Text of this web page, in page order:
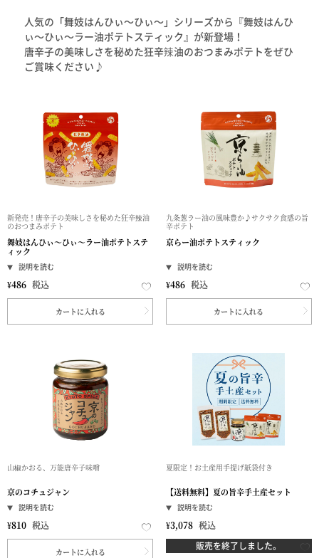
人気の「舞妓はんひぃ～ひぃ～」シリーズから『舞妓はんひ
ぃ～ひぃ～ラー油ポテトスティック』が新登場！
唐辛子の美味しさを秘めた狂辛辣油のおつまみポテトをぜひ
ご賞味ください♪
新発売！唐辛子の美味しさを秘めた狂辛辣油
のおつまみポテト
舞妓はんひぃ～ひぃ～ラー油ポテトステ
ィック
¥486 税込
カートに入れる
九条葱ラー油の風味豊か♪サクサク食感の旨
辛ポテト
京らー油ポテトスティック
¥486 税込
カートに入れる
山椒かおる、万能唐辛子味噌
京のコチュジャン
¥810 税込
カートに入れる
夏限定！お土産用手提げ紙袋付き
【送料無料】夏の旨辛手土産セット
¥3,078 税込
販売を終了しました。